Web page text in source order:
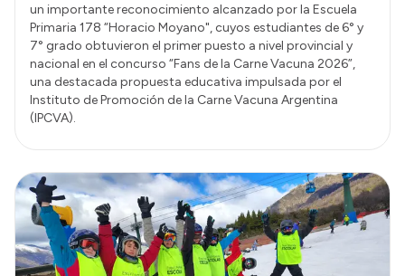
un importante reconocimiento alcanzado por la Escuela
Primaria 178 “Horacio Moyano", cuyos estudiantes de 6° y
7° grado obtuvieron el primer puesto a nivel provincial y
nacional en el concurso “Fans de la Carne Vacuna 2026”,
una destacada propuesta educativa impulsada por el
Instituto de Promoción de la Carne Vacuna Argentina
(IPCVA).